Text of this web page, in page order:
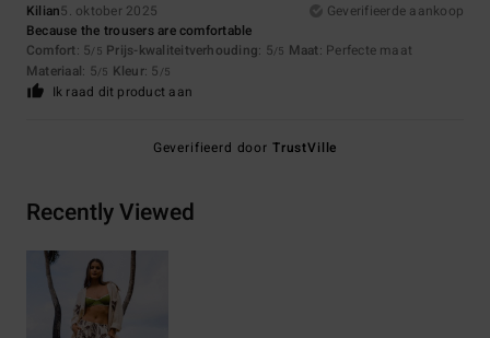
Kilian5. oktober 2025
Geverifieerde aankoop
Because the trousers are comfortable
Comfort: 5/5 Prijs-kwaliteitverhouding: 5/5 Maat: Perfecte maat
Materiaal: 5/5 Kleur: 5 /5
Ik raad dit product aan
Geverifieerd door TrustVille
Recently Viewed